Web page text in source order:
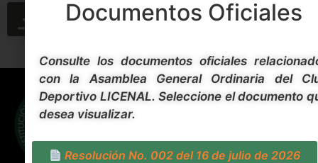
DESCARGAR PREVISUALIZAR
Contacto
Carrera 5
Esquina
Barrio
Síguenos
Documentos Oficiales
Consulte los documentos oficiales
con la Asamblea General Ordinaria del
Deportivo LICENAL. Seleccione el documento
desea visualizar.
Resolución No. 002 del 16 de julio de 2026